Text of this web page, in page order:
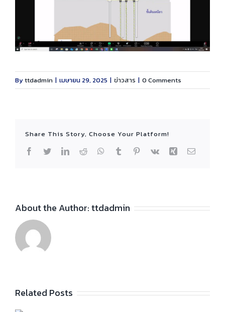
Byttdadmin | เมษายน 29, 2025 | ข่าวสาร | 0 Comments
Share This Story, Choose Your Platform!
Facebook
TwitterLinkedIn
Reddit WhatsApp
Tumblr Pinterest
Vk Xing Email
About the Author:ttdadmin
Related Posts